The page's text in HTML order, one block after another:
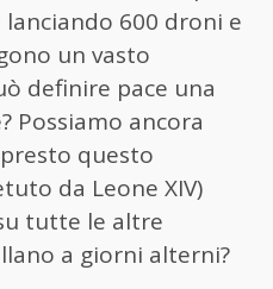
600 droni e
un vasto
definire pace una
Possiamo ancora
questo
da Leone XIV)
tutte le altre
a giorni alterni?